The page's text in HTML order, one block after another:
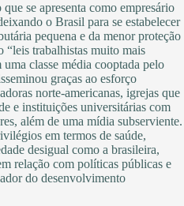
se apresenta como empresário
o Brasil para se estabelecer
pequena e da menor proteção
“leis trabalhistas muito mais
uma classe média cooptada pelo
graças ao esforço
norte-americanas, igrejas que
e instituições universitárias com
além de uma mídia subserviente.
em termos de saúde,
desigual como a brasileira,
relação com políticas públicas e
do desenvolvimento